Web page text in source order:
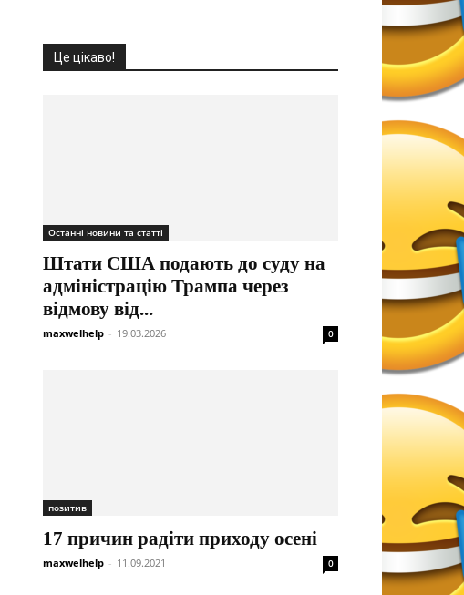
Це цікаво!
Останні новини та статті
Штати США подають до суду на
адміністрацію Трампа через
відмову від...
maxwelhelp - 19.03.2026 0
позитив
17 причин радіти приходу осені
maxwelhelp - 11.09.2021 0